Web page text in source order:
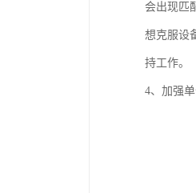
会出现匹
想克服设
持工作。
4、加强